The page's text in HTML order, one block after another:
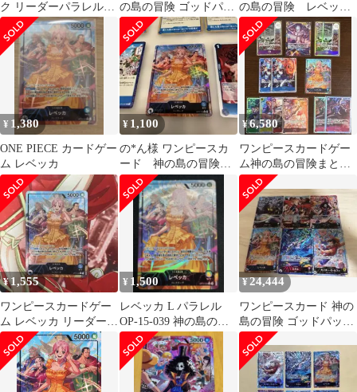
ク リーダーパラレル
OP15-022 おまけ付き
の島の冒険 ゴッドパッ
ク リーパラ6枚セット
OP15
の島の冒険 レベッ
カ リーダーパラレル
¥ 1,380
ONE PIECE カードゲー
ム レベッカ
¥ 1,100
の*ん様 ワンピースカ
ード 神の島の冒険
青デッキパーツまと
め レベッカリーダー
¥6,580
ワンピースカードゲー
ム神の島の冒険まとめ
売り
¥1,555
ワンピースカードゲー
ム レベッカ リーダーパ
ラレル OP15-039
¥ 1,500
レベッカ L パラレル
OP-15-039 神の島の冒
険 リーダーパラレル
¥24,444
ワンピースカード 神の
島の冒険 ゴッドパッ
ク リーパラ6枚セット
OP15